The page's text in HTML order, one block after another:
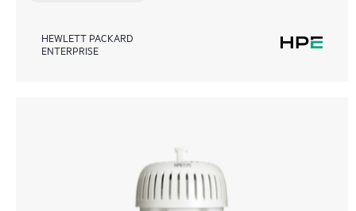
HEWLETT PACKARD
ENTERPRISE